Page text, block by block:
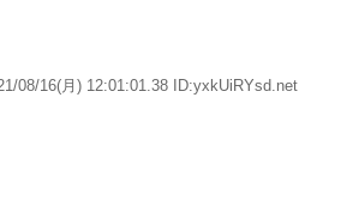
08/16(月) 12:01:01.38 ID:yxkUiRYsd.net